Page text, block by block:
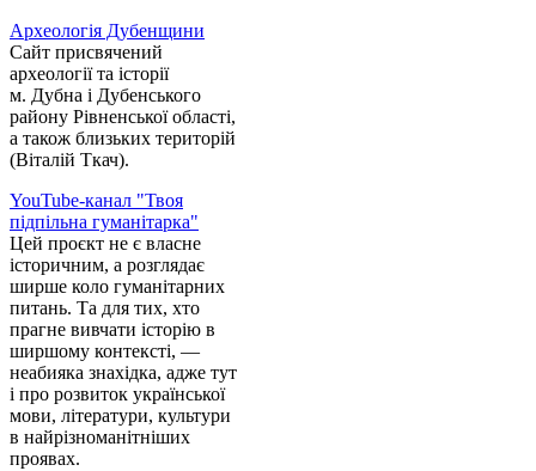
Археологія Дубенщини
Сайт присвячений
археології та історії
м. Дубна і Дубенського
району Рівненської області,
а також близьких територій
(Віталій Ткач).
YouTube-канал "Твоя
підпільна гуманітарка"
Цей проєкт не є власне
історичним, а розглядає
ширше коло гуманітарних
питань. Та для тих, хто
прагне вивчати історію в
ширшому контексті, —
неабияка знахідка, адже тут
і про розвиток української
мови, літератури, культури
в найрізноманітніших
проявах.